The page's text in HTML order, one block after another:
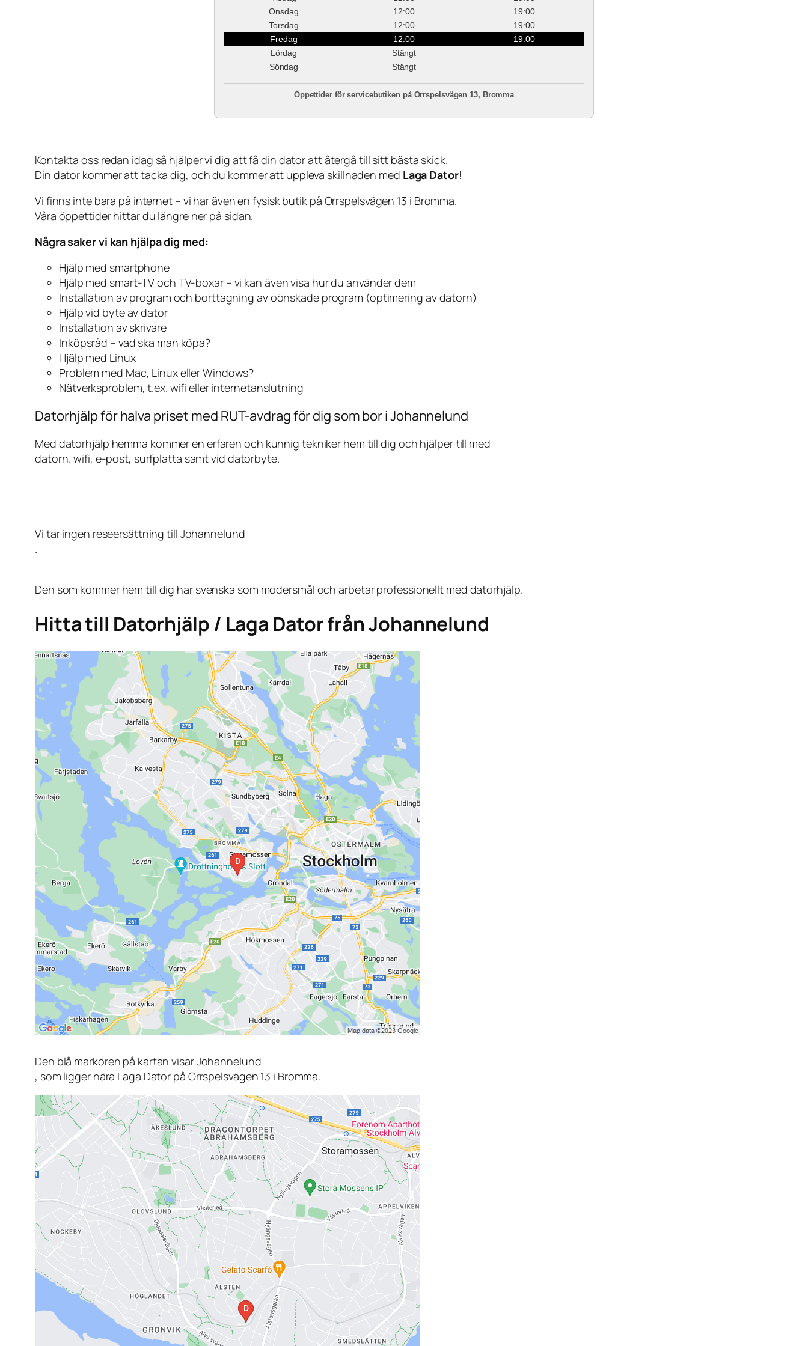
Onsdag
12:00
19:00
Torsdag
12:00
19:00
Fredag
12:00
19:00
Lördag
Stängt
Söndag
Stängt
Öppettider för servicebutiken på Orrspelsvägen 13, Bromma
Kontakta oss redan idag så hjälper vi dig att få din dator att återgå till sitt bästa skick.
Din dator kommer att tacka dig, och du kommer att uppleva skillnaden med Laga Dator!
Vi finns inte bara på internet – vi har även en fysisk butik på Orrspelsvägen 13 i Bromma.
Våra öppettider hittar du längre ner på sidan.
Några saker vi kan hjälpa dig med:
Hjälp med smartphone
Hjälp med smart-TV och TV-boxar – vi kan även visa hur du använder dem
Installation av program och borttagning av oönskade program (optimering av datorn)
Hjälp vid byte av dator
Installation av skrivare
Inköpsråd – vad ska man köpa?
Hjälp med Linux
Problem med Mac, Linux eller Windows?
Nätverksproblem, t.ex. wifi eller internetanslutning
Datorhjälp för halva priset med RUT-avdrag för dig som bor i Johannelund
Med datorhjälp hemma kommer en erfaren och kunnig tekniker hem till dig och hjälper till med:
datorn, wifi, e-post, surfplatta samt vid datorbyte.
Vi tar ingen reseersättning till Johannelund
.
Den som kommer hem till dig har svenska som modersmål och arbetar professionellt med datorhjälp.
Hitta till Datorhjälp / Laga Dator från Johannelund
Den blå markören på kartan visar Johannelund
, som ligger nära Laga Dator på Orrspelsvägen 13 i Bromma.